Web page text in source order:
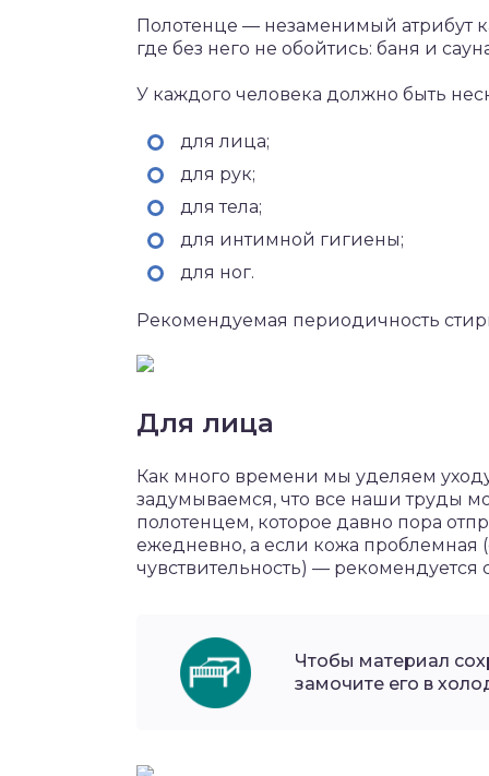
Полотенце — незаменимый атрибут
где без него не обойтись: баня и
У каждого человека должно быть
для лица;
для рук;
для тела;
для интимной гигиены;
для ног.
Рекомендуемая периодичность
Для лица
Как много времени мы уделяем
задумываемся, что все наши труды
полотенцем, которое давно пора
ежедневно, а если кожа
чувствительность) —
Чтобы материал
замочите его в